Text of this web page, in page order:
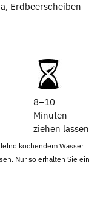
Erdbeerscheiben
8–10
Minuten
ziehen lassen
kochendem Wasser
Nur so erhalten Sie ein